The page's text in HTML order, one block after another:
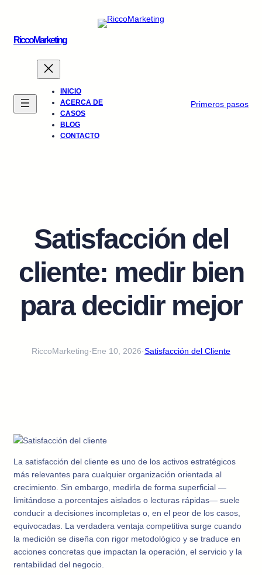
contenido
RiccoMarketing
INICIO
ACERCA DE
CASOS
BLOG
CONTACTO
Primeros pasos
Satisfacción del
cliente: medir bien
para decidir mejor
RiccoMarketing·Ene 10, 2026·Satisfacción del Cliente
La satisfacción del cliente es uno de los activos estratégicos
más relevantes para cualquier organización orientada al
crecimiento. Sin embargo, medirla de forma superficial —
limitándose a porcentajes aislados o lecturas rápidas— suele
conducir a decisiones incompletas o, en el peor de los casos,
equivocadas. La verdadera ventaja competitiva surge cuando
la medición se diseña con rigor metodológico y se traduce en
acciones concretas que impactan la operación, el servicio y la
rentabilidad del negocio.